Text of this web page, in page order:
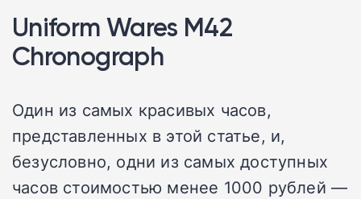
Uniform Wares M42
Chronograph
Один из самых красивых часов,
представленных в этой статье, и,
безусловно, одни из самых доступных
часов стоимостью менее 1000 рублей —